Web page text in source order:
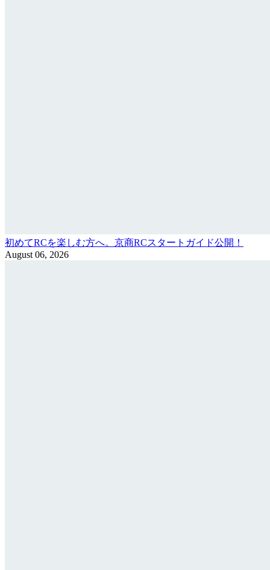
初めてRCを楽しむ方へ。京商RCスタートガイド公開！
August 06, 2026